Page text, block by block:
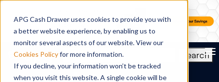
APG Cash Drawer uses cookies to provide you with
a better website experience, by enabling us to
monitor several aspects of our website. View our
Cookies Policyfor more information.
If you decline, your information won’t be tracked
when you visit this website. A single cookie will be
Search
FR